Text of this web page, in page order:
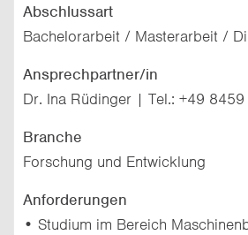
Abschlussart
Bachelorarbeit / Masterarbeit /
Ansprechpartner/in
Dr. Ina Rüdinger | Tel.: +49
Branche
Forschung und Entwicklung
Anforderungen
• Studium im Bereich